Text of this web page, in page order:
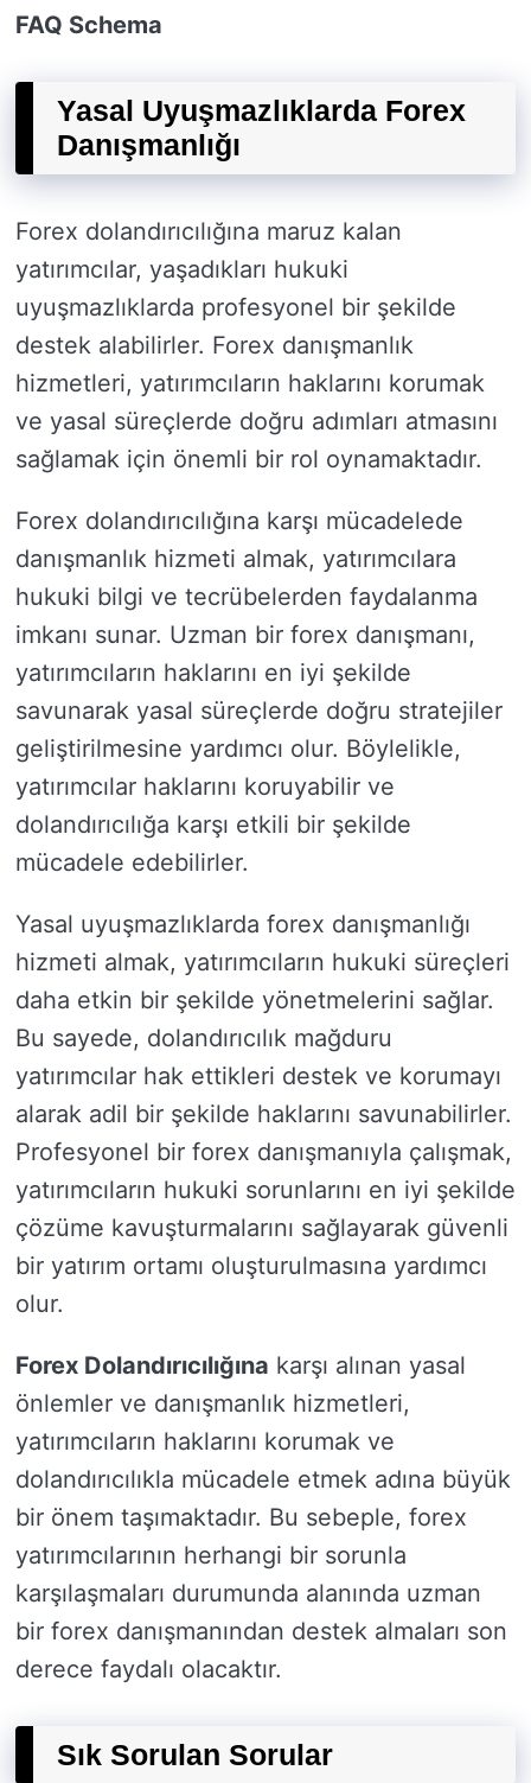
FAQ Schema
Yasal Uyuşmazlıklarda Forex
Danışmanlığı
Forex dolandırıcılığına maruz kalan
yatırımcılar, yaşadıkları hukuki
uyuşmazlıklarda profesyonel bir şekilde
destek alabilirler. Forex danışmanlık
hizmetleri, yatırımcıların haklarını korumak
ve yasal süreçlerde doğru adımları atmasını
sağlamak için önemli bir rol oynamaktadır.
Forex dolandırıcılığına karşı mücadelede
danışmanlık hizmeti almak, yatırımcılara
hukuki bilgi ve tecrübelerden faydalanma
imkanı sunar. Uzman bir forex danışmanı,
yatırımcıların haklarını en iyi şekilde
savunarak yasal süreçlerde doğru stratejiler
geliştirilmesine yardımcı olur. Böylelikle,
yatırımcılar haklarını koruyabilir ve
dolandırıcılığa karşı etkili bir şekilde
mücadele edebilirler.
Yasal uyuşmazlıklarda forex danışmanlığı
hizmeti almak, yatırımcıların hukuki süreçleri
daha etkin bir şekilde yönetmelerini sağlar.
Bu sayede, dolandırıcılık mağduru
yatırımcılar hak ettikleri destek ve korumayı
alarak adil bir şekilde haklarını savunabilirler.
Profesyonel bir forex danışmanıyla çalışmak,
yatırımcıların hukuki sorunlarını en iyi şekilde
çözüme kavuşturmalarını sağlayarak güvenli
bir yatırım ortamı oluşturulmasına yardımcı
olur.
Forex Dolandırıcılığına karşı alınan yasal
önlemler ve danışmanlık hizmetleri,
yatırımcıların haklarını korumak ve
dolandırıcılıkla mücadele etmek adına büyük
bir önem taşımaktadır. Bu sebeple, forex
yatırımcılarının herhangi bir sorunla
karşılaşmaları durumunda alanında uzman
bir forex danışmanından destek almaları son
derece faydalı olacaktır.
Sık Sorulan Sorular